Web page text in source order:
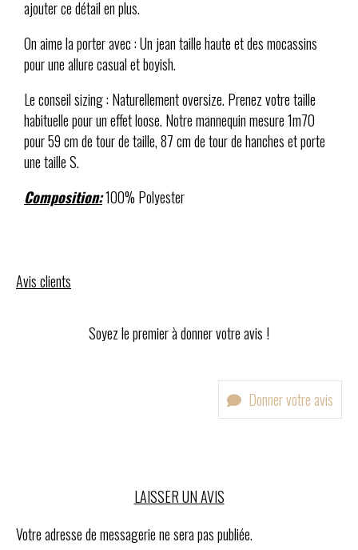
ajouter ce détail en plus.
On aime la porter avec : Un jean taille haute et des mocassins
pour une allure casual et boyish.
Le conseil sizing : Naturellement oversize. Prenez votre taille
habituelle pour un effet loose. Notre mannequin mesure 1m70
pour 59 cm de tour de taille, 87 cm de tour de hanches et porte
une taille S.
Composition:100% Polyester
Avis clients
Soyez le premier à donner votre avis !
Donner votre avis
LAISSER UN AVIS
Votre adresse de messagerie ne sera pas publiée.